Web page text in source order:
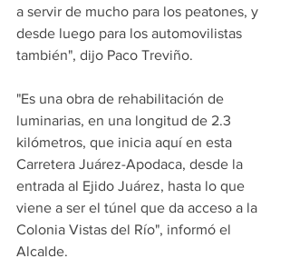
a servir de mucho para los peatones, y
desde luego para los automovilistas
también", dijo Paco Treviño.
"Es una obra de rehabilitación de
luminarias, en una longitud de 2.3
kilómetros, que inicia aquí en esta
Carretera Juárez-Apodaca, desde la
entrada al Ejido Juárez, hasta lo que
viene a ser el túnel que da acceso a la
Colonia Vistas del Río", informó el
Alcalde.